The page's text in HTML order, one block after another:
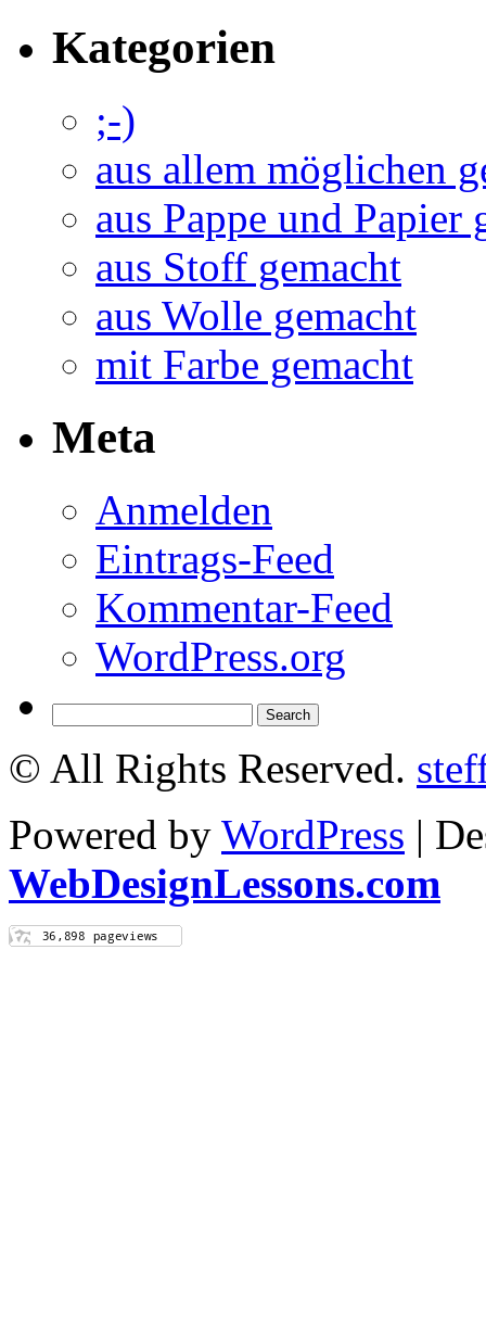
Kategorien
;-)
aus allem möglichen
aus Pappe und Papier
aus Stoff gemacht
aus Wolle gemacht
mit Farbe gemacht
Meta
Anmelden
Eintrags-Feed
Kommentar-Feed
WordPress.org
© All Rights Reserved.
Powered by WordPress |
WebDesignLessons.com